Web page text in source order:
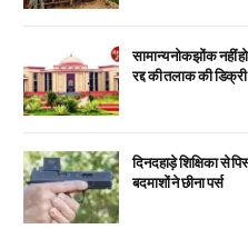
सामान्य नोकझोंक नहीं
रद्द की तलाक की डिक्री
दिनदहाड़े शिक्षिका से
बदमाशों ने छीना पर्स